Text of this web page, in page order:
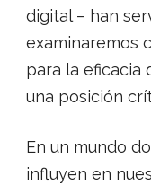
digital – han
examinaremos
para la eficacia
una posición
En un mundo
influyen en